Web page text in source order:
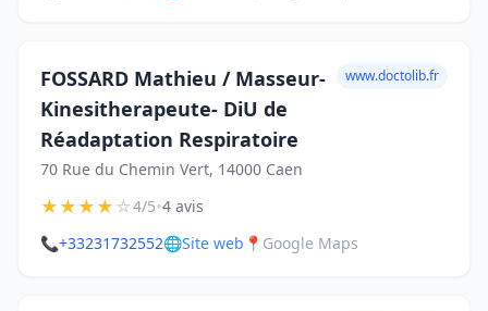
FOSSARD Mathieu / Masseur-
Kinesitherapeute- DiU de
Réadaptation Respiratoire
70 Rue du Chemin Vert, 14000 Caen
www.doctolib.fr
★★★★☆4/5•4 avis
📞+33231732552🌐Site web 📍 Google Maps